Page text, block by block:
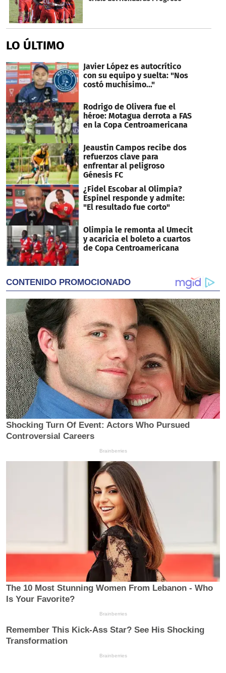
seconds
LO ÚLTIMO
Javier López es autocrítico
con su equipo y suelta: "Nos
costó muchísimo..."
Rodrigo de Olivera fue el
héroe: Motagua derrota a FAS
en la Copa Centroamericana
Jeaustin Campos recibe dos
refuerzos clave para
enfrentar al peligroso
Génesis FC
¿Fidel Escobar al Olimpia?
Espinel responde y admite:
"El resultado fue corto"
Olimpia le remonta al Umecit
y acaricia el boleto a cuartos
de Copa Centroamericana